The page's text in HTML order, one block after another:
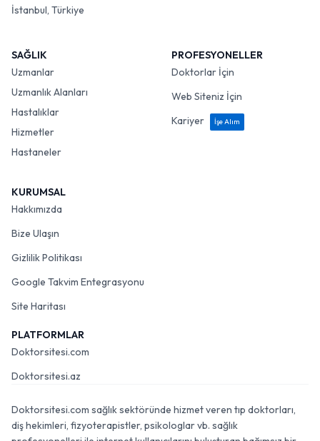
İstanbul, Türkiye
SAĞLIK
Uzmanlar
Uzmanlık Alanları
Hastalıklar
Hizmetler
Hastaneler
PROFESYONELLER
Doktorlar İçin
Web Siteniz İçin
Kariyer
İşe Alım
KURUMSAL
Hakkımızda
Bize Ulaşın
Gizlilik Politikası
Google Takvim Entegrasyonu
Site Haritası
PLATFORMLAR
Doktorsitesi.com
Doktorsitesi.az
Doktorsitesi.com sağlık sektöründe hizmet veren tıp doktorları,
diş hekimleri, fizyoterapistler, psikologlar vb. sağlık